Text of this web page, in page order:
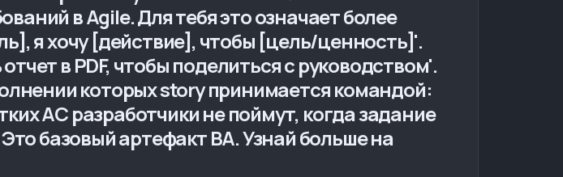
в Agile. Для тебя это означает более
я хочу [действие], чтобы [цель/ценность]'.
в PDF, чтобы поделиться с руководством'.
которых story принимается командой:
AC разработчики не поймут, когда задание
базовый артефакт BA. Узнай больше на